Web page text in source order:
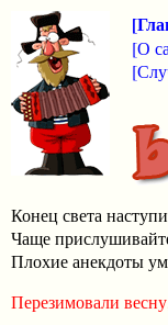
[О
Конец света
Чаще
Плохие анекдоты
Перезимовали